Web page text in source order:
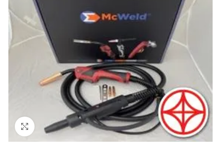
Click to enlarge